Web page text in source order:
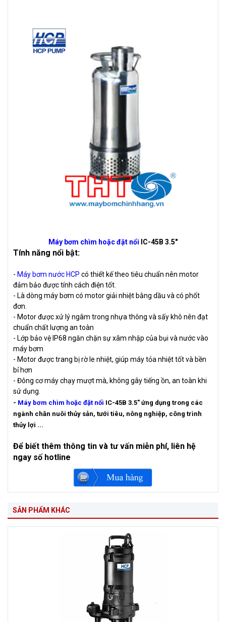
Máy bơm chìm hoặc đặt nổi IC-45B 3.5"
Tính năng nổi bật:
- Máy bơm nước HCP có thiết kế theo tiêu chuẩn nên motor
đảm bảo được tính cách điện tốt.
- Là dòng máy bơm có motor giải nhiệt bằng dầu và có phốt
đơn.
- Motor được xử lý ngâm trong nhựa thông và sấy khô nên đạt
chuẩn chất lượng an toàn
- Lớp bảo vệ IP68 ngăn chặn sự xâm nhập của bụi và nước vào
máy bơm
- Motor được trang bị rờ le nhiệt, giúp máy tỏa nhiệt tốt và bền
bỉ hơn
- Đông cơ máy chạy mượt mà, không gây tiếng ồn, an toàn khi
sử dụng.
- Máy bơm chìm hoặc đặt nổi IC-45B 3.5" ứng dụng trong các
ngành chăn nuôi thủy sản, tưới tiêu, nông nghiệp, công trình
thủy lợi ...
Để biết thêm thông tin và tư vấn miễn phí, liên hệ
ngay số hotline
SẢN PHẨM KHÁC